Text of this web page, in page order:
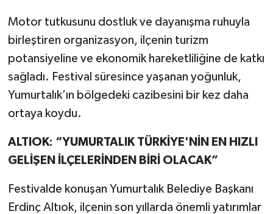
Motor tutkusunu dostluk ve dayanışma ruhuyla
birleştiren organizasyon, ilçenin turizm
potansiyeline ve ekonomik hareketliliğine de katkı
sağladı. Festival süresince yaşanan yoğunluk,
Yumurtalık’ın bölgedeki cazibesini bir kez daha
ortaya koydu.
ALTIOK: “YUMURTALIK TÜRKİYE'NİN EN HIZLI
GELİŞEN İLÇELERİNDEN BİRİ OLACAK”
Festivalde konuşan Yumurtalık Belediye Başkanı
Erdinç Altıok, ilçenin son yıllarda önemli yatırımlar